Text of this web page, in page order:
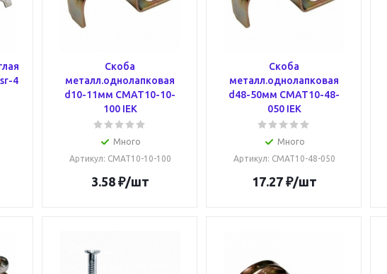
4
Скоба
металл.однолапковая
d10-11мм CMAT10-10-
100 IEK
Много
Артикул: CMAT10-10-100
3.58₽/шт
Скоба
металл.однолапковая
d48-50мм CMAT10-48-
050 IEK
Много
Артикул: CMAT10-48-050
17.27₽/шт